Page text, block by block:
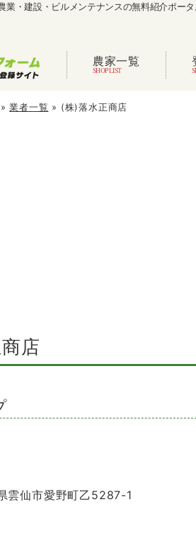
業・建設・ビルメンテナンスの無料紹介ポー
農家一覧
»業者一覧 » (株)落水正商店
店
仙市愛野町乙5287-1